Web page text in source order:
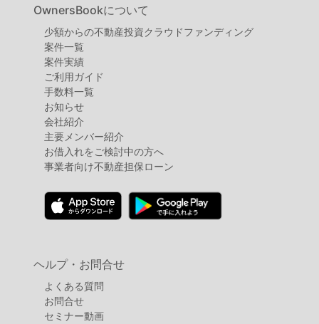
OwnersBook
OwnersBookについて
少額からの不動産投資クラウドファンディング
案件⼀覧
案件実績
ご利用ガイド
手数料一覧
お知らせ
会社紹介
主要メンバー紹介
お借入れをご検討中の方へ
事業者向け不動産担保ローン
ヘルプ・お問合せ
よくある質問
お問合せ
セミナー動画